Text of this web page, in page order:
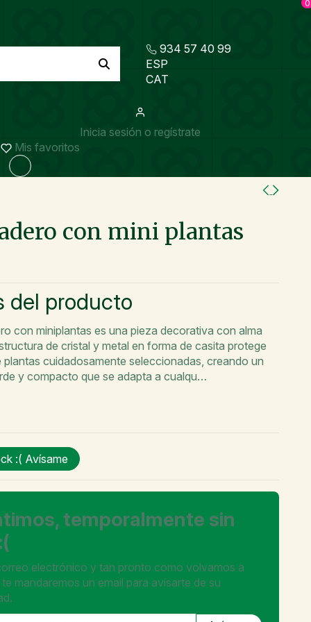
934 57 40 99
ESP
CAT
Inicia sesión o regístrate
Mis favoritos
0
con mini plantas
del producto
con miniplantas es una pieza decorativa con alma
de cristal y metal en forma de casita protege
cuidadosamente seleccionadas, creando un
y compacto que se adapta a cualqu…
:( Avísame
temporalmente sin
electrónico y tan pronto como volvamos a
mandaremos un email para avisarte de su